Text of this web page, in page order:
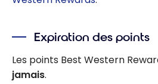
Expiration des points
Les points Best Western
jamais.